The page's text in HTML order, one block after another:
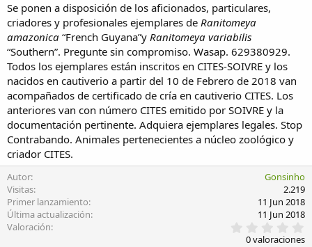
c
r
e
a
c
ó
n
Se ponen a disposición de los aficionados, particulares,
criadores y profesionales ejemplares de Ranitomeya
amazonica “French Guyana”y Ranitomeya variabilis
“Southern”. Pregunte sin compromiso. Wasap. 629380929.
Todos los ejemplares están inscritos en CITES-SOIVRE y los
nacidos en cautiverio a partir del 10 de Febrero de 2018 van
acompañados de certificado de cría en cautiverio CITES. Los
anteriores van con número CITES emitido por SOIVRE y la
documentación pertinente. Adquiera ejemplares legales. Stop
Contrabando. Animales pertenecientes a núcleo zoológico y
criador CITES.
Autor
Gonsinho
Visitas
2.219
Primer lanzamiento
11 Jun 2018
Última actualización
11 Jun 2018
Valoración
,
0 valoraciones